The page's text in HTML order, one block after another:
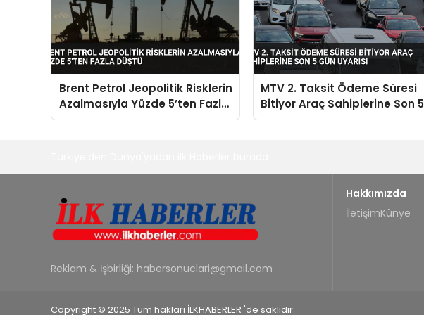
Brent Petrol Jeopolitik Risklerin
Azalmasıyla Yüzde 5’ten Fazla
Düştü
MTV 2. Taksit Ödeme Süresi
Bitiyor Araç Sahiplerine Son 5
Gün Uyarısı
Reklam & İşbirliği: habersonuclari@gmail.com
Hakkımızda
İletişimKünye
Copyright © 2025 Tüm hakları İLKHABERLER 'de saklıdır.